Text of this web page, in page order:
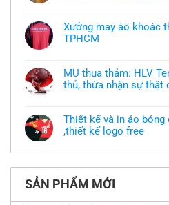
bình
luận
ở
áo
thun
đồng
chưa
có
mẫu
thì
làm
Xưởng may áo khoác
TPHCM
bình
luận
ở
khoác
theo
yêu
thiết
tại
TPHCM
MU thua thảm: HLV
thủ, thừa nhận sự thật
bình
luận
ở
thảm:
Hag
lại
Thiết kế và in áo bóng
,thiết kế logo free
có
luận
Thiết
và
SẢN PHẨM MỚI